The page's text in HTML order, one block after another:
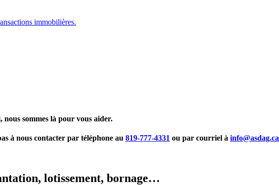
immobilières.
nous sommes là pour vous aider.
à nous contacter par téléphone au 819-777-4331 ou par courriel à info@asdag.ca
lotissement, bornage…